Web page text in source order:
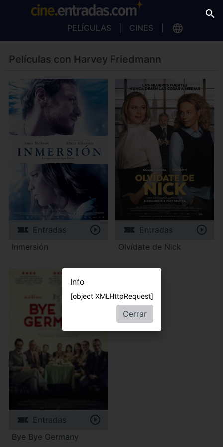
PELÍCULAS CINES
Películas con Harvey Friedmann
Entradas
Inmersión
Entradas
Olvídate de Nick
Entradas
Bye Bye Germany
Info
[object XMLHttpRequest]
Cerrar